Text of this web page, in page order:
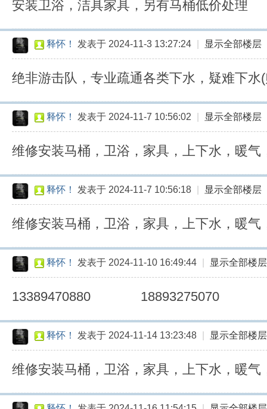
安装卫浴，洁具家具，另有马桶低价处理
释怀！ 发表于 2024-11-3 13:27:24 显示全部楼层
绝非游击队，专业疏通各类下水，疑难下水
释怀！ 发表于 2024-11-7 10:56:02 显示全部楼层
维修安装马桶，卫浴，家具，上下水，暖
释怀！ 发表于 2024-11-7 10:56:18 显示全部楼层
维修安装马桶，卫浴，家具，上下水，暖
释怀！ 发表于 2024-11-10 16:49:44 显示全部楼层
13389470880 18893275070
释怀！ 发表于 2024-11-14 13:23:48 显示全部楼层
维修安装马桶，卫浴，家具，上下水，暖